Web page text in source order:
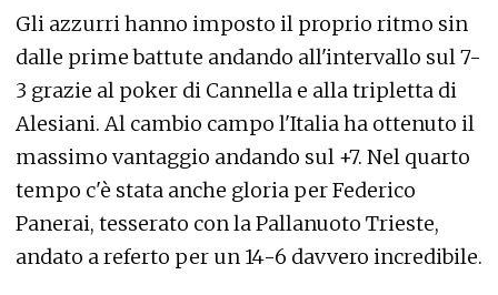
Gli azzurri hanno imposto il proprio ritmo sin
dalle prime battute andando all'intervallo sul 7-
3 grazie al poker di Cannella e alla tripletta di
Alesiani. Al cambio campo l'Italia ha ottenuto il
massimo vantaggio andando sul +7. Nel quarto
tempo c'è stata anche gloria per Federico
Panerai, tesserato con la Pallanuoto Trieste,
andato a referto per un 14-6 davvero incredibile.